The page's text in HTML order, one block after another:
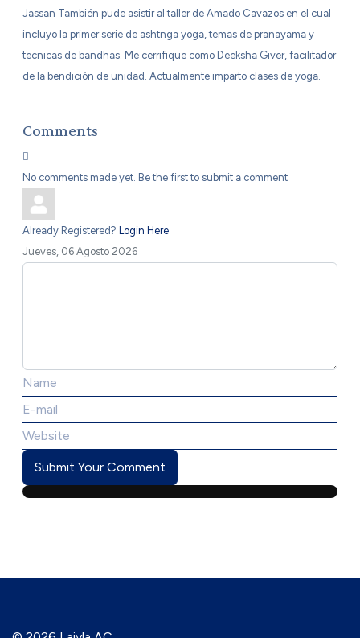
Jassan También pude asistir al taller de Amado Cavazos en el cual
incluyo la primer serie de ashtnga yoga, temas de pranayama y
tecnicas de bandhas. Me cerrifique como Deeksha Giver, facilitador
de la bendición de unidad. Actualmente imparto clases de yoga.
Comments
No comments made yet. Be the first to submit a comment
Already Registered? Login Here
Jueves, 06 Agosto 2026
Submit Your Comment